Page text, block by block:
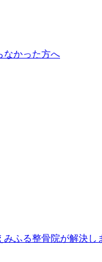
なかった方へ
みふる整骨院が解決し